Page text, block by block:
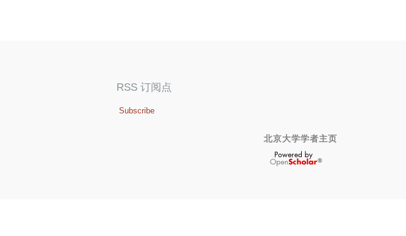
RSS 订阅点
Subscribe
北京大学学者主页
OpenScholar